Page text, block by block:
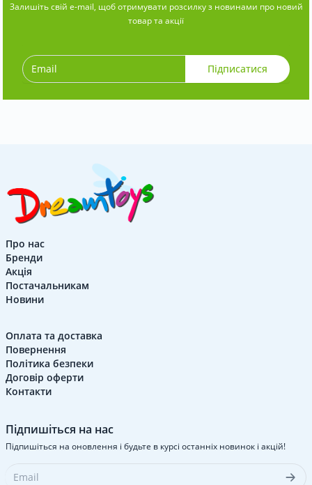
Залишіть свій e-mail, щоб отримувати розсилку з новинами про новий
товар та акції
Підписатися
Про нас
Бренди
Акція
Постачальникам
Новини
Оплата та доставка
Повернення
Політика безпеки
Договір оферти
Контакти
Підпишіться на нас
Підпишіться на оновлення і будьте в курсі останніх новинок і акцій!